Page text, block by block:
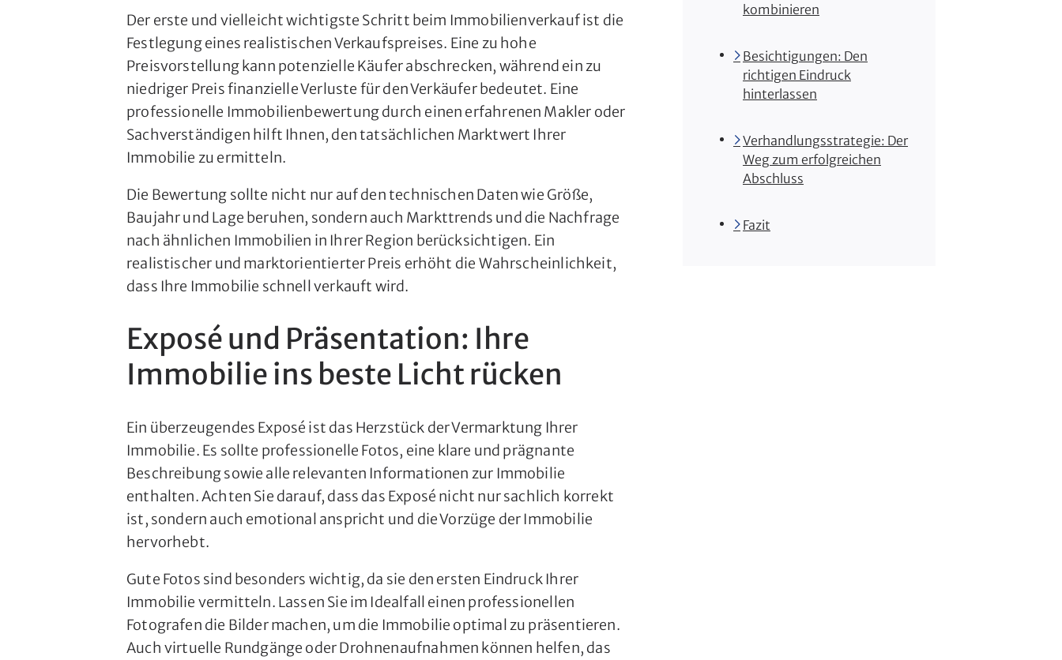
Der erste und vielleicht wichtigste Schritt beim Immobilienverkauf ist die
Festlegung eines realistischen Verkaufspreises. Eine zu hohe
Preisvorstellung kann potenzielle Käufer abschrecken, während ein zu
niedriger Preis finanzielle Verluste für den Verkäufer bedeutet. Eine
professionelle Immobilienbewertung durch einen erfahrenen Makler oder
Sachverständigen hilft Ihnen, den tatsächlichen Marktwert Ihrer
Immobilie zu ermitteln.
Die Bewertung sollte nicht nur auf den technischen Daten wie Größe,
Baujahr und Lage beruhen, sondern auch Markttrends und die Nachfrage
nach ähnlichen Immobilien in Ihrer Region berücksichtigen. Ein
realistischer und marktorientierter Preis erhöht die Wahrscheinlichkeit,
dass Ihre Immobilie schnell verkauft wird.
Exposé und Präsentation: Ihre
Immobilie ins beste Licht rücken
Ein überzeugendes Exposé ist das Herzstück der Vermarktung Ihrer
Immobilie. Es sollte professionelle Fotos, eine klare und prägnante
Beschreibung sowie alle relevanten Informationen zur Immobilie
enthalten. Achten Sie darauf, dass das Exposé nicht nur sachlich korrekt
ist, sondern auch emotional anspricht und die Vorzüge der Immobilie
hervorhebt.
Gute Fotos sind besonders wichtig, da sie den ersten Eindruck Ihrer
Immobilie vermitteln. Lassen Sie im Idealfall einen professionellen
Fotografen die Bilder machen, um die Immobilie optimal zu präsentieren.
Auch virtuelle Rundgänge oder Drohnenaufnahmen können helfen, das
kombinieren
Besichtigungen: Den
richtigen Eindruck
hinterlassen
Verhandlungsstrategie: Der
Weg zum erfolgreichen
Abschluss
Fazit